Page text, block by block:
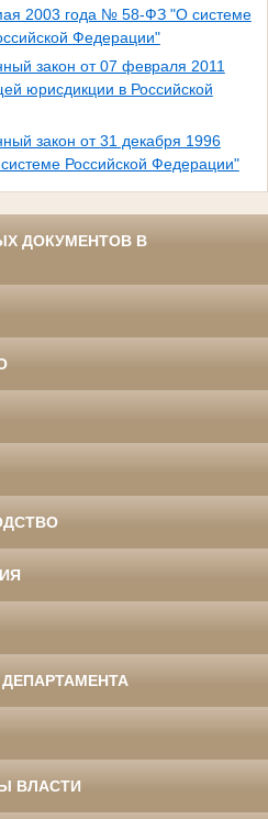
2003 года № 58-ФЗ "О системе
Федерации"
закон от 07 февраля 2011
юрисдикции в Российской
закон от 31 декабря 1996
Российской Федерации"
ДОКУМЕНТОВ В
ВЛАСТИ